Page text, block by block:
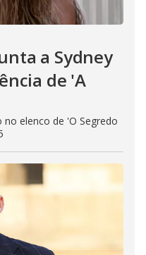
a Sydney
de ​'A
elenco de 'O Segredo